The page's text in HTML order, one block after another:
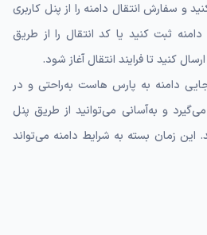
و سفارش انتقال دامنه را از پنل کاربری
ثبت کنید یا کد انتقال را از طریق
کنید تا فرایند انتقال آغاز شود.
دامنه به پارس هاست به‌راحتی و در
روز صورت می‌گیرد و به‌آسانی می‌توانید از طریق پنل
این زمان بسته به شرایط دامنه می‌تواند